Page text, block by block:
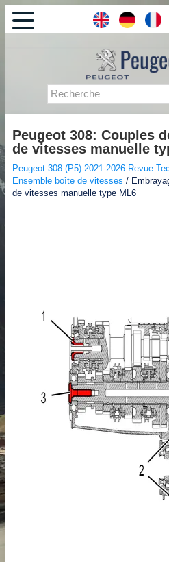
Peugeot 308: Couples
de vitesses manuelle
Peugeot 308 (P5) 2021-2026 Revue
Ensemble boîte de vitesses /
de vitesses manuelle type ML6